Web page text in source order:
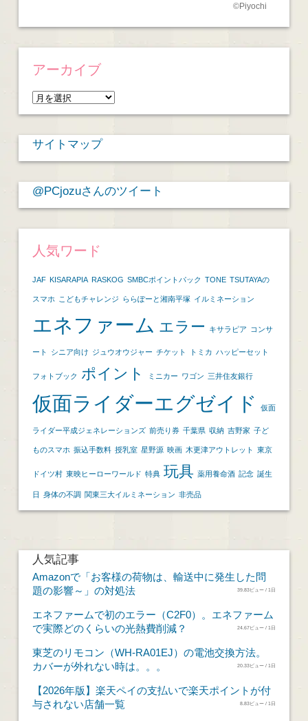
©Piyochi
アーカイブ
ア
ー
カ
イ
サイトマップ
@PCjozuさんのツイート
人気ワード
JAF KISARAPIA RASKOG SMBCポイントパック TONE TSUTAYAの
スマホ こどもチャレンジ ららぽーと湘南平塚 イルミネーション
エネファーム エラー キサラピア コンサ
ート シニア向け ジュウオウジャー チケット トミカ ハッピーセット
フォトブック ポイント ミニカー ワゴン 三井住友銀行
仮面ライダーエグゼイド 仮面
ライダー平成ジェネレーションズ 前売り券 千葉県 収納 吉野家 子ど
ものスマホ 振込手数料 授乳室 星野源 映画 木更津アウトレット 東京
ドイツ村 東映ヒーローワールド 特典 玩具 薬用養命酒 記念 誕生
日 身体の不調 関東三大イルミネーション 非売品
人気記事
Amazonで「お客様の荷物は、輸送中に発生した問
題の影響～」の対処法
39.83ビュー / 1日
エネファームで初のエラー（C2F0）。エネファーム
で実際どのくらいの光熱費削減？
24.67ビュー / 1日
東芝のリモコン（WH-RA01EJ）の電池交換方法。
カバーが外れない時は。。。
20.33ビュー / 1日
【2026年版】楽天ペイの支払いで楽天ポイントが付
与されない店舗一覧
8.83ビュー / 1日